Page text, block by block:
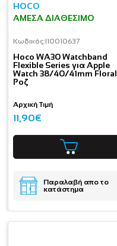
HOCO
ΆΜΕΣΑ ΔΙΑΘΈΣΙΜΟ
Κωδικός:I10010637
Hoco WA30 Watchband
Flexible Series για Apple
Watch 38/40/41mm Floral
Ροζ
Αρχική Τιμή
11,90€
Παραλαβή απο το
κατάστημα